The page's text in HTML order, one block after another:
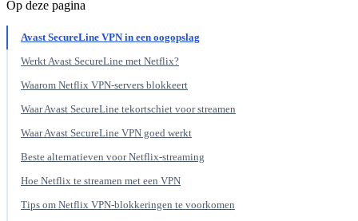
Op deze pagina
Avast SecureLine VPN in een oogopslag
Werkt Avast SecureLine met Netflix?
Waarom Netflix VPN-servers blokkeert
Waar Avast SecureLine tekortschiet voor streamen
Waar Avast SecureLine VPN goed werkt
Beste alternatieven voor Netflix-streaming
Hoe Netflix te streamen met een VPN
Tips om Netflix VPN-blokkeringen te voorkomen